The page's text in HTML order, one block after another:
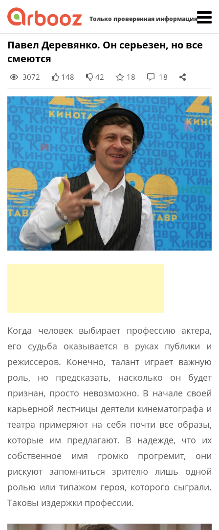
Только проверенная информация
Skip
Павел Деревянко. Он серьезен, но все
смеются
3072 148 42 18 18
Когда человек выбирает профессию актера,
его судьба оказывается в руках публики и
режиссеров. Конечно, талант играет важную
роль, но предсказать, насколько он будет
признан, просто невозможно. В начале своей
карьерной лестницы деятели кинематографа и
театра примеряют на себя почти все образы,
которые им предлагают. В надежде, что их
собственное имя громко прогремит, они
рискуют запомниться зрителю лишь одной
ролью или типажом героя, которого сыграли.
Таковы издержки профессии.
Найти: